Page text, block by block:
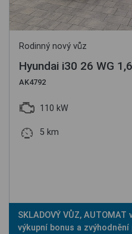
Rodinný nový vůz
Hyundai i30 26 WG
AK4792
110 kW
5 km
SKLADOVÝ VŮZ,
výkupní bonus a